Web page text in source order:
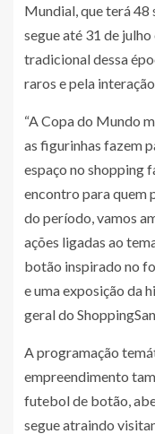
Mundial, que terá 48
segue até 31 de
tradicional dessa
raros e pela
“A Copa do Mundo
as figurinhas fazem
espaço no shopping
encontro para quem
do período, vamos
ações ligadas ao
botão inspirado no
e uma exposição da
geral do
A programação
empreendimento
futebol de botão,
segue atraindo